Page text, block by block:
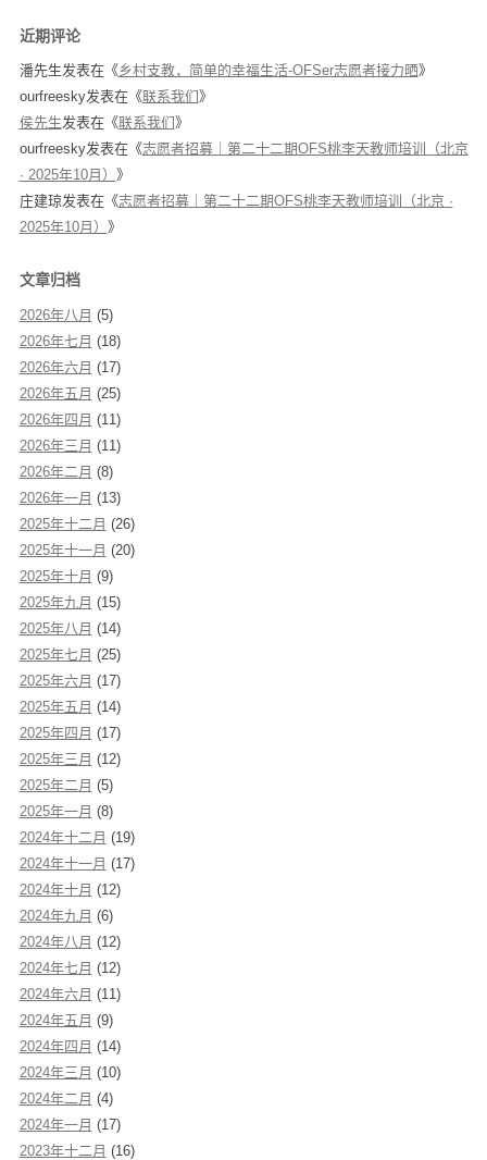
近期评论
潘先生发表在《乡村支教，简单的幸福生活-OFSer志愿者接力晒》
ourfreesky发表在《联系我们 》
侯先生发表在《联系我们 》
ourfreesky发表在《志愿者招募｜第二十二期OFS桃李天教师培训（北京
· 2025年10月） 》
庄建琼发表在《志愿者招募｜第二十二期OFS桃李天教师培训（北京 ·
2025年10月） 》
文章归档
2026年八月 (5)
2026年七月 (18)
2026年六月 (17)
2026年五月 (25)
2026年四月 (11)
2026年三月 (11)
2026年二月 (8)
2026年一月 (13)
2025年十二月 (26)
2025年十一月 (20)
2025年十月 (9)
2025年九月 (15)
2025年八月 (14)
2025年七月 (25)
2025年六月 (17)
2025年五月 (14)
2025年四月 (17)
2025年三月 (12)
2025年二月 (5)
2025年一月 (8)
2024年十二月 (19)
2024年十一月 (17)
2024年十月 (12)
2024年九月 (6)
2024年八月 (12)
2024年七月 (12)
2024年六月 (11)
2024年五月 (9)
2024年四月 (14)
2024年三月 (10)
2024年二月 (4)
2024年一月 (17)
2023年十二月 (16)